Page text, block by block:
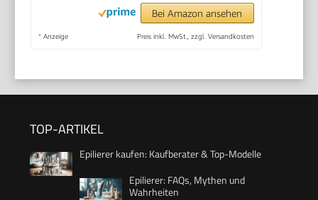
Bei Amazon ansehen
* Anzeige Preis inkl. MwSt., zzgl. Versandkosten
TOP-ARTIKEL
Epilierer kaufen: Kaufberater & Top-Modelle
Epilierer: FAQs, Mythen und
Wahrheiten